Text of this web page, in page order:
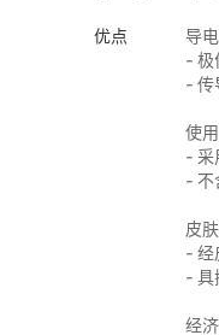
优点
导
- 极
- 传
使
- 采
- 不
皮
- 经
- 具
经